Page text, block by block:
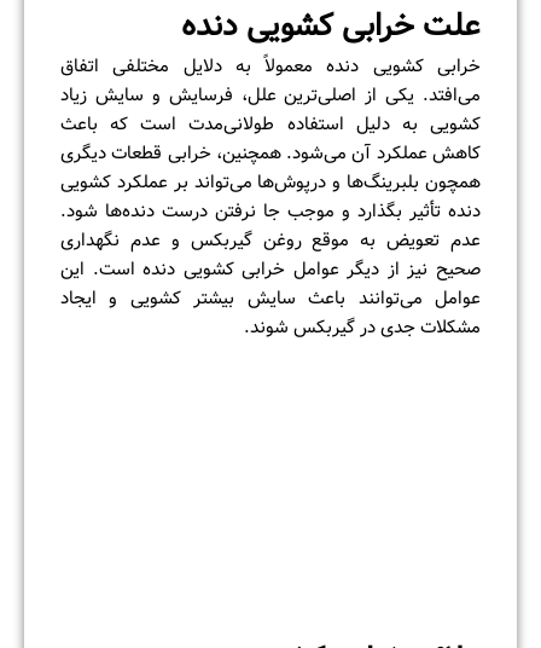
علت خرابی کشویی دنده
خرابی کشویی دنده معمولاً به دلایل مختلفی اتفاق
می‌افتد. یکی از اصلی‌ترین علل، فرسایش و سایش زیاد
کشویی به دلیل استفاده طولانی‌مدت است که باعث
کاهش عملکرد آن می‌شود. همچنین، خرابی قطعات دیگری
همچون بلبرینگ‌ها و درپوش‌ها می‌تواند بر عملکرد کشویی
دنده تأثیر بگذارد و موجب جا نرفتن درست دنده‌ها شود.
عدم تعویض به موقع روغن گیربکس و عدم نگهداری
صحیح نیز از دیگر عوامل خرابی کشویی دنده است. این
عوامل می‌توانند باعث سایش بیشتر کشویی و ایجاد
مشکلات جدی در گیربکس شوند.